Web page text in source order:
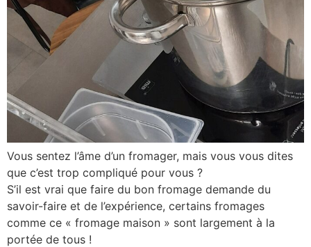
Vous sentez l’âme d’un fromager, mais vous vous dites
que c’est trop compliqué pour vous ?
S’il est vrai que faire du bon fromage demande du
savoir-faire et de l’expérience, certains fromages
comme ce « fromage maison » sont largement à la
portée de tous !